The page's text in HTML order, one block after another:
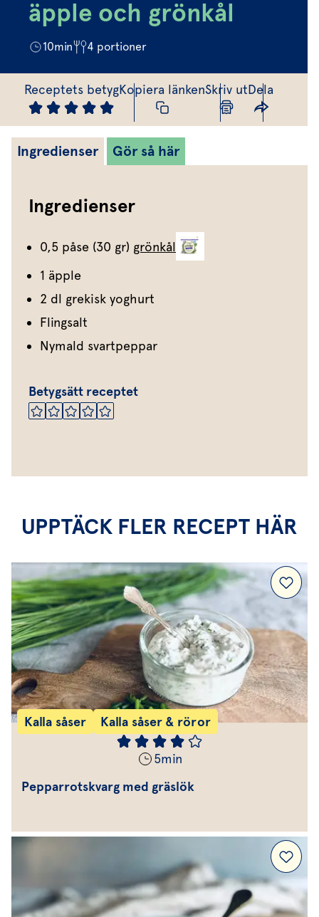
Dressing
Marinad
Timjan
Allt om sallat
Vårt sortiment
Våra färska örter
För restaurang &
Fixa vinägretten
äpple och grönkål
10min 4 portioner
Receptets betygKopiera länkenSkriv utDela
Ingredienser Gör så här
Ingredienser
0,5 påse (30 gr) grönkål
1 äpple
2 dl grekisk yoghurt
Flingsalt
Nymald svartpeppar
Betygsätt receptet
UPPTÄCK FLER RECEPT HÄR
Kalla såser Kalla såser & röror
5min
Pepparrotskvarg med gräslök